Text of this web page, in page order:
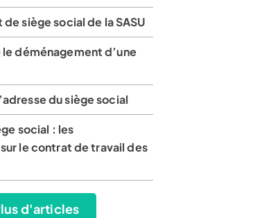
siège social de la SASU
déménagement d’une
du siège social
social : les
le contrat de travail des
d'articles